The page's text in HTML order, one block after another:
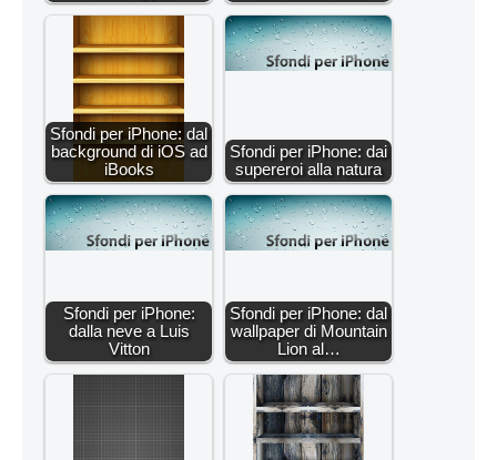
Sfondi per iPhone: dal
background di iOS ad
iBooks
Sfondi per iPhone: dai
supereroi alla natura
Sfondi per iPhone:
dalla neve a Luis
Vitton
Sfondi per iPhone: dal
wallpaper di Mountain
Lion al…